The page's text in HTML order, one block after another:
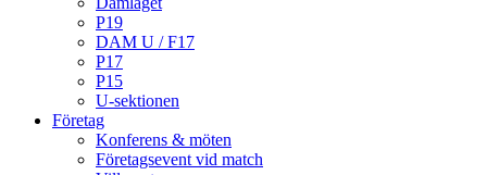
P19
DAM U / F17
P17
P15
U-sektionen
Företag
Konferens & möten
Företagsevent vid match